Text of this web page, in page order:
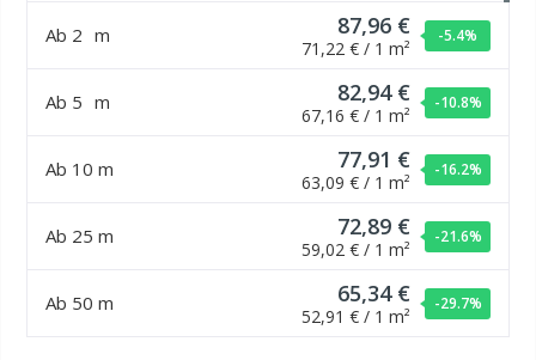
Ab 2 m 87,96 €
71,22 € / 1 m²
-5.4%
Ab 5 m 82,94 €
67,16 € / 1 m²
-10.8%
Ab 10 m 77,91 €
63,09 € / 1 m²
-16.2%
Ab 25 m 72,89 €
59,02 € / 1 m²
-21.6%
Ab 50 m 65,34 €
52,91 € / 1 m²
-29.7%